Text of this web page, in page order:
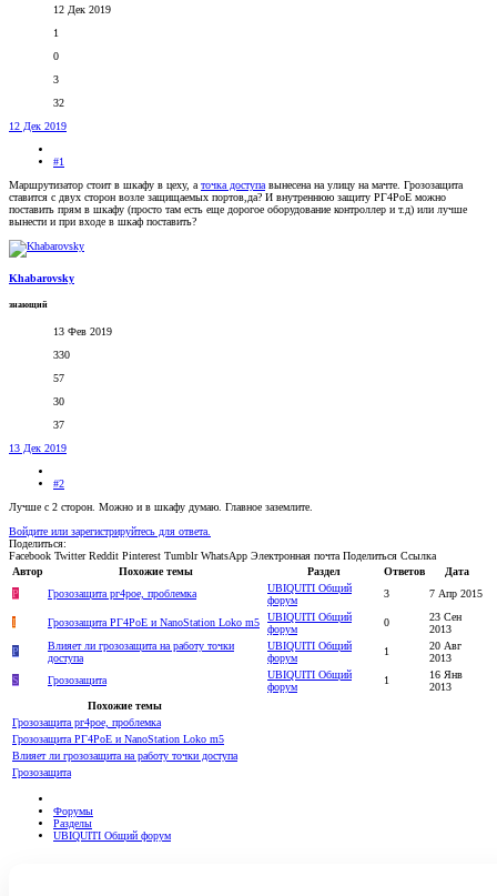
12 Дек 2019
1
0
3
32
12 Дек 2019
#1
Маршрутизатор стоит в шкафу в цеху, а точка доступа вынесена на улицу на мачте. Грозозащита
ставится с двух сторон возле защищаемых портов,да? И внутреннюю защиту РГ4РоЕ можно
поставить прям в шкафу (просто там есть еще дорогое оборудование контроллер и т.д) или лучше
вынести и при входе в шкаф поставить?
Khabarovsky
знающий
13 Фев 2019
330
57
30
37
13 Дек 2019
#2
Лучше с 2 сторон. Можно и в шкафу думаю. Главное заземлите.
Войдите или зарегистрируйтесь для ответа.
Поделиться:
Facebook Twitter Reddit Pinterest Tumblr WhatsApp Электронная почта Поделиться Ссылка
Автор
Похожие темы Раздел Ответов
Дата
P
Грозозащита рг4poe, проблемка
UBIQUITI Общий
форум
3 7 Апр 2015
I Грозозащита РГ4PoE и NanoStation Loko m5
UBIQUITI Общий
форум
0
23 Сен
2013
P
Влияет ли грозозащита на работу точки
доступа
UBIQUITI Общий
форум
1
20 Авг
2013
S
Грозозащита
UBIQUITI Общий
форум
1
16 Янв
2013
Похожие темы
Грозозащита рг4poe, проблемка
Грозозащита РГ4PoE и NanoStation Loko m5
Влияет ли грозозащита на работу точки доступа
Грозозащита
Форумы
Разделы
UBIQUITI Общий форум